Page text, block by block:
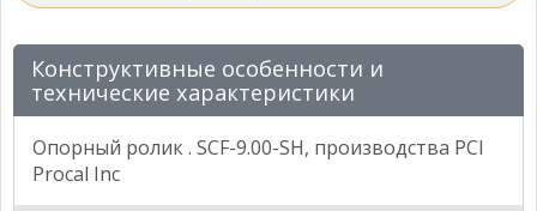
Конструктивные особенности и
технические характеристики
Опорный ролик . SCF-9.00-SH, производства PCI
Procal Inc